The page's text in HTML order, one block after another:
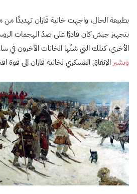
بطبيعة الحال، واجهت خانية قازان تهديدًا
بتجهيز جيش كان قادرًا على صدّ الهجمات
الأخرى، كتلك التي شنّها الخانات الآخرون في
ويشير الإنفاق العسكري لخانية قازان إلى قوة